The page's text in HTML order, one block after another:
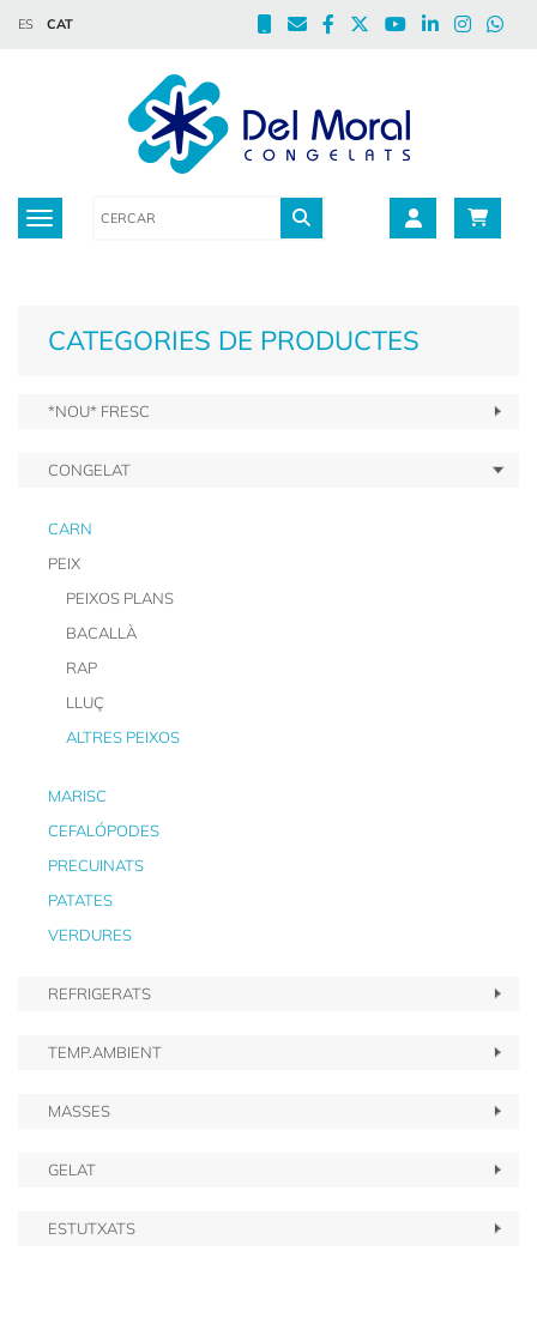
ES CAT
Toggle navigation
CATEGORIES DE PRODUCTES
*NOU* FRESC
CONGELAT
CARN
PEIX
PEIXOS PLANS
BACALLÀ
RAP
LLUÇ
ALTRES PEIXOS
MARISC
CEFALÓPODES
PRECUINATS
PATATES
VERDURES
REFRIGERATS
TEMP.AMBIENT
MASSES
GELAT
ESTUTXATS